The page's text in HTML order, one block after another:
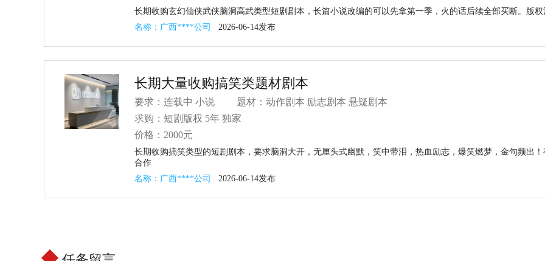
长期收购玄幻仙侠武侠脑洞高武类型短剧剧本，长篇小说改编的可以先拿第一季，火的话后续全部买断。版
名称：广西****公司
2026-06-14发布
长期大量收购搞笑类题材剧本
要求：连载中 小说
题材：动作剧本 励志剧本 悬疑剧本
求购： 短剧版权 5年 独家
价格： 2000元
长期收购搞笑类型的短剧剧本，要求脑洞大开，无厘头式幽默，笑中带泪，热血励志，爆笑燃梦，金句频出
合作
名称：广西****公司
2026-06-14发布